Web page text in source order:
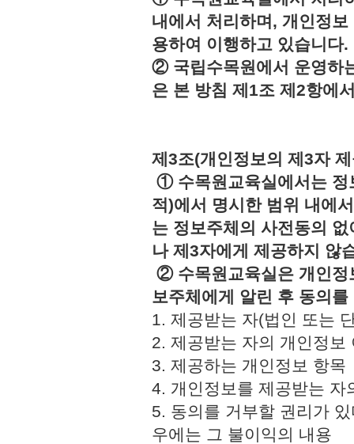
내에서 처리하며, 개인정
용하여 이행하고 있습니다.
② 국립수목원에서 운영하
은 본 방침 제1조 제2항에
제3조(개인정보의 제3자
① 수목원교육실에서는 정
적)에서 명시한 범위 내에
는 정보주체의 사전동의
나 제3자에게 제공하지 않
② 수목원교육실은 개인정
보주체에게 알린 후 동의
1. 제공받는 자(법인 또
2. 제공받는 자의 개인정
3. 제공하는 개인정보
4. 개인정보를 제공받는
5. 동의를 거부할 권리가
우에는 그 불이익의 내용